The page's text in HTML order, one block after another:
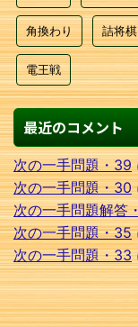
角換わり 詰将棋
電王戦
最近のコメント
次の一手問題・39
次の一手問題・30
次の一手問題解答
次の一手問題・35
次の一手問題・33